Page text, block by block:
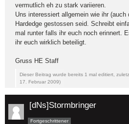
vermutlich eh zu stark variieren.
Uns interessiert allgemein wie ihr (auch
Hardedge gestossen seid. Schreibt
mal runter falls ihr euch noch erinnert.
ihr euch wirklich beteiligt.
Gruss HE Staff
Dieser Beitrag wurde bereits 1 mal editiert,
17. Februar 2009)
[dNs]Stormbringer
Fortgeschrittener